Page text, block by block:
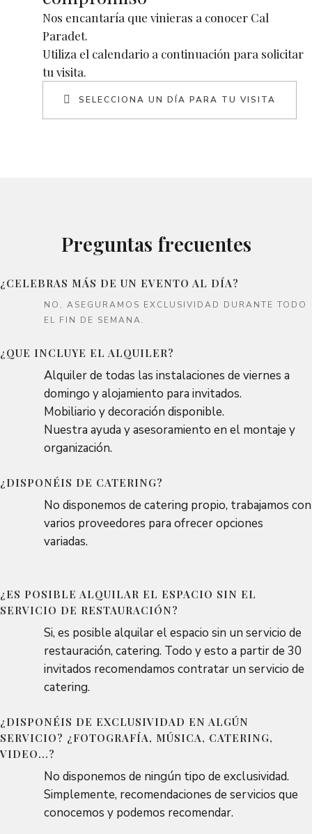
Nos encantaría que vinieras a conocer Cal
Paradet.
Utiliza el calendario a continuación para solicitar
tu visita.
SELECCIONA UN DÍA PARA TU VISITA
Preguntas frecuentes
¿CELEBRAS MÁS DE UN EVENTO AL DÍA?
NO, ASEGURAMOS EXCLUSIVIDAD DURANTE TODO
EL FIN DE SEMANA.
¿QUE INCLUYE EL ALQUILER?
Alquiler de todas las instalaciones de viernes a
domingo y alojamiento para invitados.
Mobiliario y decoración disponible.
Nuestra ayuda y asesoramiento en el montaje y
organización.
¿DISPONÉIS DE CATERING?
No disponemos de catering propio, trabajamos con
varios proveedores para ofrecer opciones
variadas.
¿ES POSIBLE ALQUILAR EL ESPACIO SIN EL
SERVICIO DE RESTAURACIÓN?
Si, es posible alquilar el espacio sin un servicio de
restauración, catering. Todo y esto a partir de 30
invitados recomendamos contratar un servicio de
catering.
¿DISPONÉIS DE EXCLUSIVIDAD EN ALGÚN
SERVICIO? ¿FOTOGRAFÍA, MÚSICA, CATERING,
VIDEO...?
No disponemos de ningún tipo de exclusividad.
Simplemente, recomendaciones de servicios que
conocemos y podemos recomendar.